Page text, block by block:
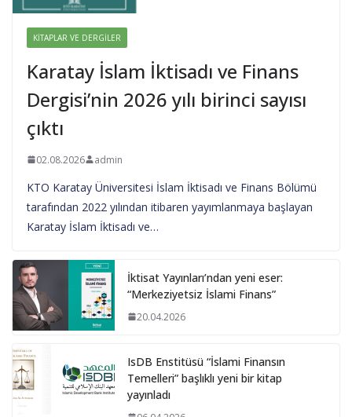
KITAPLAR VE DERGILER
Karatay İslam İktisadı ve Finans
Dergisi’nin 2026 yılı birinci sayısı
çıktı
02.08.2026 admin
KTO Karatay Üniversitesi İslam İktisadı ve Finans Bölümü
tarafından 2022 yılından itibaren yayımlanmaya başlayan
Karatay İslam İktisadı ve…
İktisat Yayınları’ndan yeni eser:
“Merkeziyetsiz İslami Finans”
20.04.2026
IsDB Enstitüsü “İslami Finansın
Temelleri” başlıklı yeni bir kitap
yayınladı